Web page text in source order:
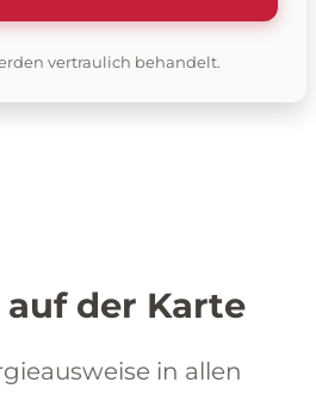
vertraulich behandelt.
der Karte
in allen